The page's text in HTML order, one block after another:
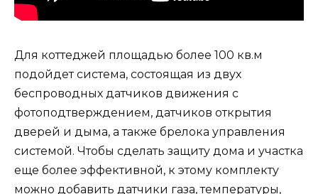
Для коттеджей площадью более 100 кв.м
подойдет система, состоящая из двух
беспроводных датчиков движения с
фотоподтверждением, датчиков открытия
дверей и дыма, а также брелока управления
системой. Чтобы сделать защиту дома и участка
еще более эффективной, к этому комплекту
можно добавить датчики газа, температуры,